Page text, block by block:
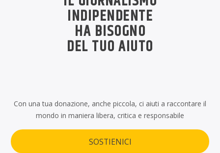
INDIPENDENTE
HA BISOGNO
DEL TUO AIUTO
Con una tua donazione, anche piccola, ci aiuti a raccontare il
mondo in maniera libera, critica e responsabile
SOSTIENICI